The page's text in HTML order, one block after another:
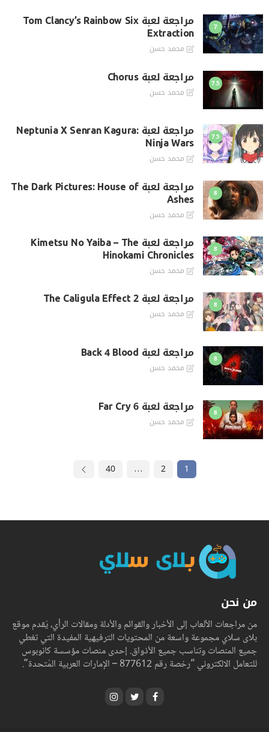
7 مراجعة لعبة Tom Clancy’s Rainbow Six
Extraction
محمد حسن
7.5 مراجعة لعبة Chorus
محمد حسن
7.5 مراجعة لعبة Neptunia X Senran Kagura:
Ninja Wars
محمد حسن
8 مراجعة لعبة The Dark Pictures: House of
Ashes
محمد حسن
8 مراجعة لعبة Kimetsu No Yaiba – The
Hinokami Chronicles‌
محمد حسن
8 مراجعة لعبة The Caligula Effect 2
محمد حسن
8 مراجعة لعبة Back 4 Blood
محمد حسن
8 مراجعة لعبة Far Cry 6
محمد حسن
1
2
…
40
من نحن
من مراجعات الألعاب إلى الأخبار والقوائم والأدلة ومقالات الرأي، يُقدم موقع
بلاى سلاي مجموعة واسعة من المحتويات الترفيهية المفيدة التي تغطي
جميع المنصات وتناسب جميع الأذواق. إحدى منصات مؤسسة كانوبوس
للتعامل الالكتروني “رخصة رقم 877612 – الإمارات العربية المُتحدة”.